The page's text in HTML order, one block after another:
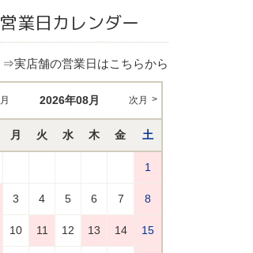
営業日カレンダー
⇒実店舗の営業日はこちらから